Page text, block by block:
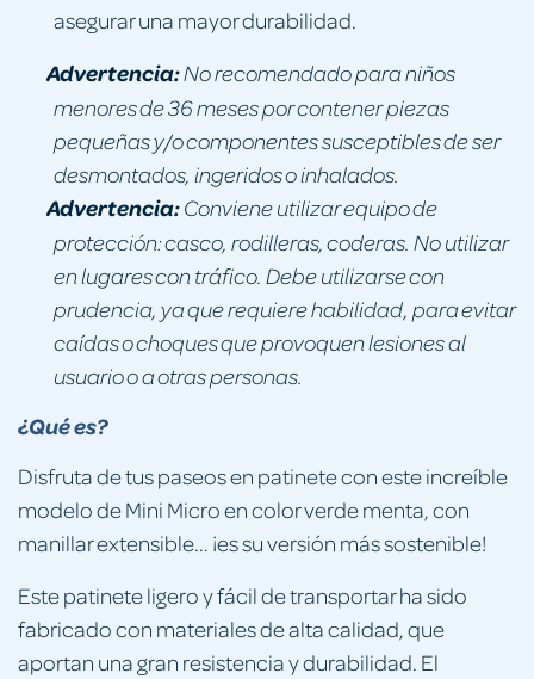
¿Qué es?
Disfruta de tus paseos en patinete con este increíble
modelo de Mini Micro en color verde menta, con
manillar extensible... ¡es su versión más sostenible!
Este patinete ligero y fácil de transportar ha sido
fabricado con materiales de alta calidad, que
aportan una gran resistencia y durabilidad. El
asegurar una mayor durabilidad.
Advertencia:No recomendado para niños
menores de 36 meses por contener piezas
pequeñas y/o componentes susceptibles de ser
desmontados, ingeridos o inhalados.
Advertencia:Conviene utilizar equipo de
protección: casco, rodilleras, coderas. No utilizar
en lugares con tráfico. Debe utilizarse con
prudencia, ya que requiere habilidad, para evitar
caídas o choques que provoquen lesiones al
usuario o a otras personas.